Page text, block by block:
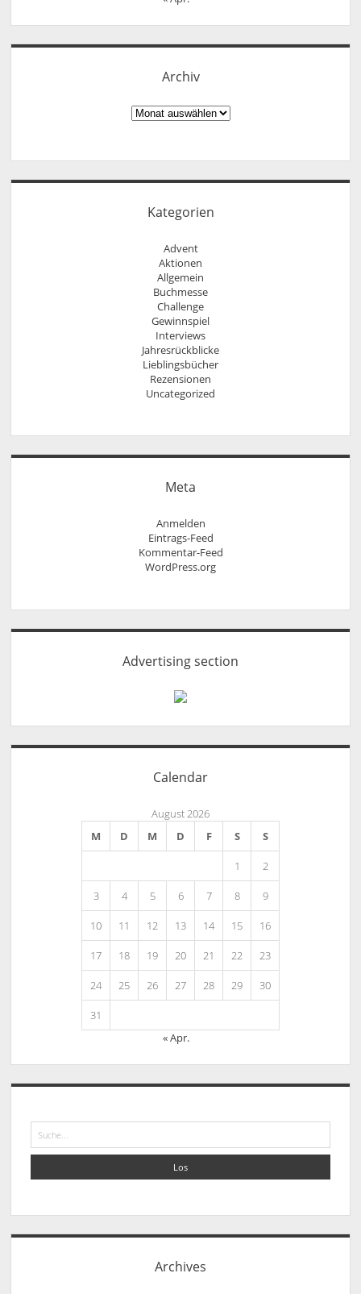
Archiv
Archiv
Kategorien
Advent
Aktionen
Allgemein
Buchmesse
Challenge
Gewinnspiel
Interviews
Jahresrückblicke
Lieblingsbücher
Rezensionen
Uncategorized
Meta
Anmelden
Eintrags-Feed
Kommentar-Feed
WordPress.org
Advertising section
Calendar
August 2026
M
D M D F S S
1 2
3 4 5 6 7 8 9
10 11 12 13 14 15 16
17 18 19 20 21 22 23
24 25 26 27 28 29 30
31
« Apr.
Archives